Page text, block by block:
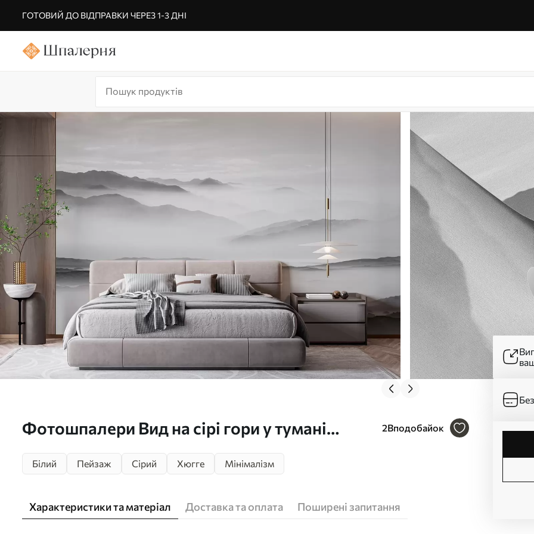
ГОТОВИЙ ДО ВІДПРАВКИ ЧЕРЕЗ 1-3 ДНІ
Фотошпалери Вид на сірі гори у тумані
2Вподобайок
Білий Пейзаж Сірий Хюгге Мінімалізм
Характеристики та матеріал Доставка та оплата Поширені запитання